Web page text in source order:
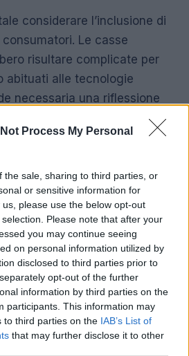
Process My Personal
the sale, sharing to third parties, or
or sensitive information for
please use the below opt-out
Please note that after your
you may continue seeing
on personal information utilized by
disclosed to third parties prior to
opt-out of the further
information by third parties on the
participants. This information may
to third parties on the IAB’s List of
that may further disclose it to other
considerare l’inclusione di
Le casse
risultare complicate per
abituati alle tecnologie
necessaria una riflessione
a tutti.
settore della grande
Sebbene ci siano sfide da
di sistemi automatizzati per il
segnare l’inizio di una nuova
caratterizzata da
e comodità per i clienti.